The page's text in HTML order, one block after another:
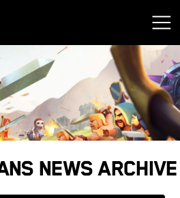
News Archive